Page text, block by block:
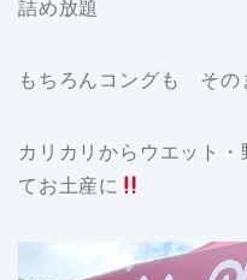
詰め放題
もちろんコングも そ
カリカリからウエット
てお土産に